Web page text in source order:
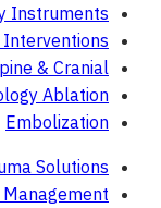
Instruments
& Cranial
Ablation
Embolization
Solutions